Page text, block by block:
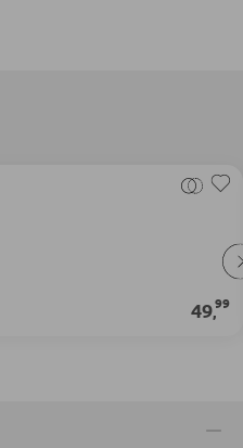
49,99